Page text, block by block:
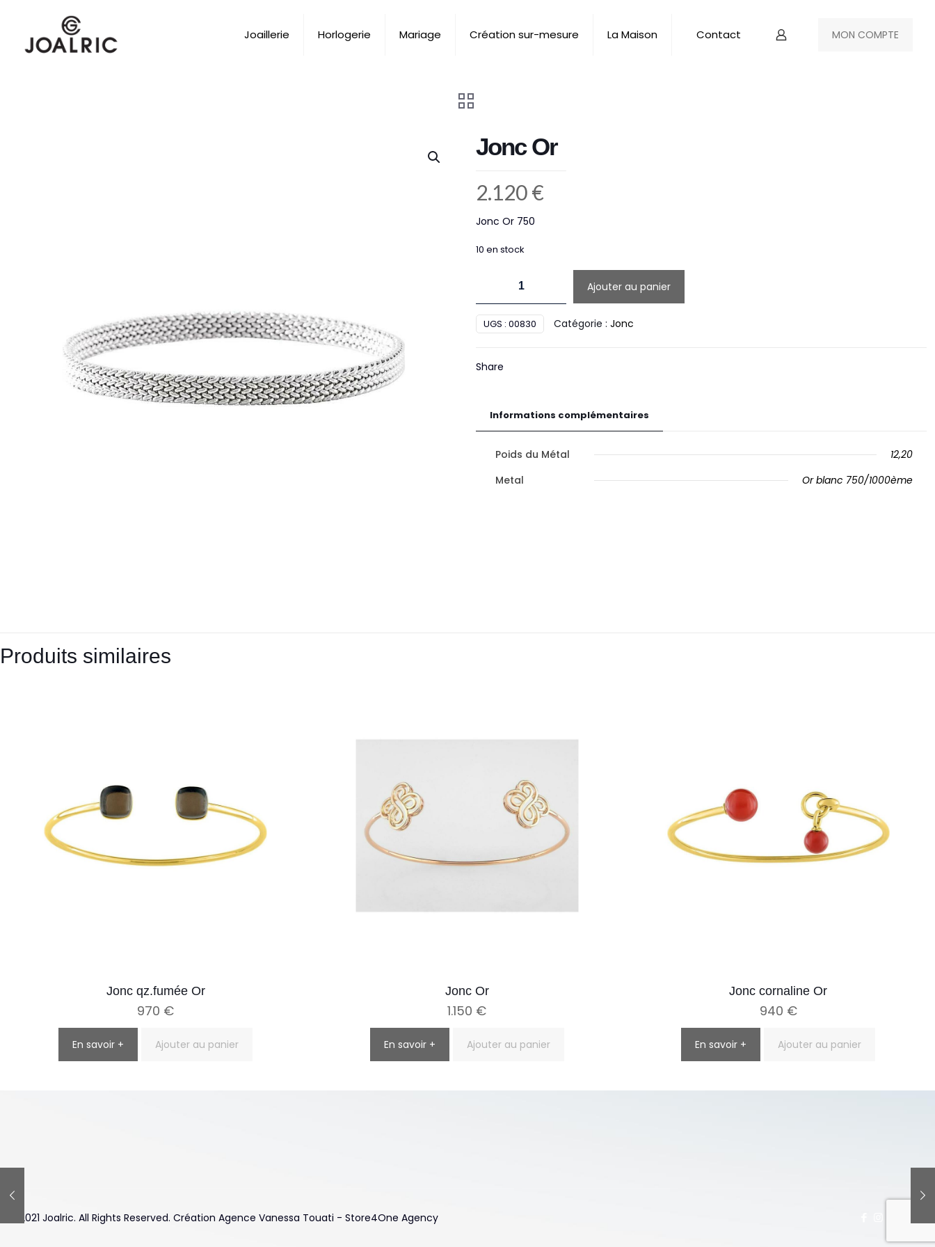
Joaillerie Horlogerie Mariage Création sur-mesure La Maison Contact MON COMPTE
Jonc Or
2.120€
Jonc Or 750
10 en stock
Jonc
Or
Ajouter au panier
UGS : 00830 Catégorie : Jonc
Share
Informations complémentaires
Poids du Métal
12,20
Metal
Or blanc 750/1000ème
Produits similaires
Jonc qz.fumée Or
970 €
En savoir + Ajouter au panier
Jonc Or
1.150 €
En savoir + Ajouter au panier
Jonc cornaline Or
940 €
En savoir + Ajouter au panier
© 2021 Joalric. All Rights Reserved. Création Agence Vanessa Touati - Store4One Agency